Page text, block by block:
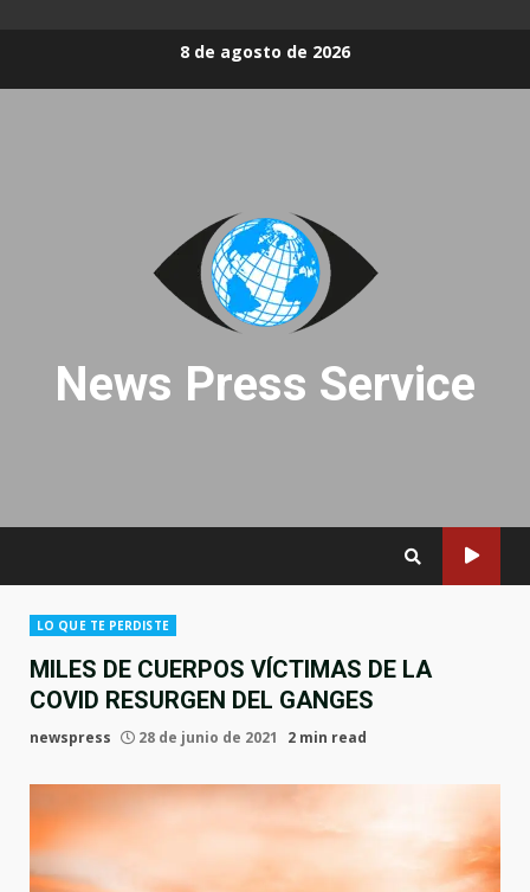
8 de agosto de 2026
News Press Service
LO QUE TE PERDISTE
MILES DE CUERPOS VÍCTIMAS DE LA
COVID RESURGEN DEL GANGES
newspress 28 de junio de 2021 2 min read